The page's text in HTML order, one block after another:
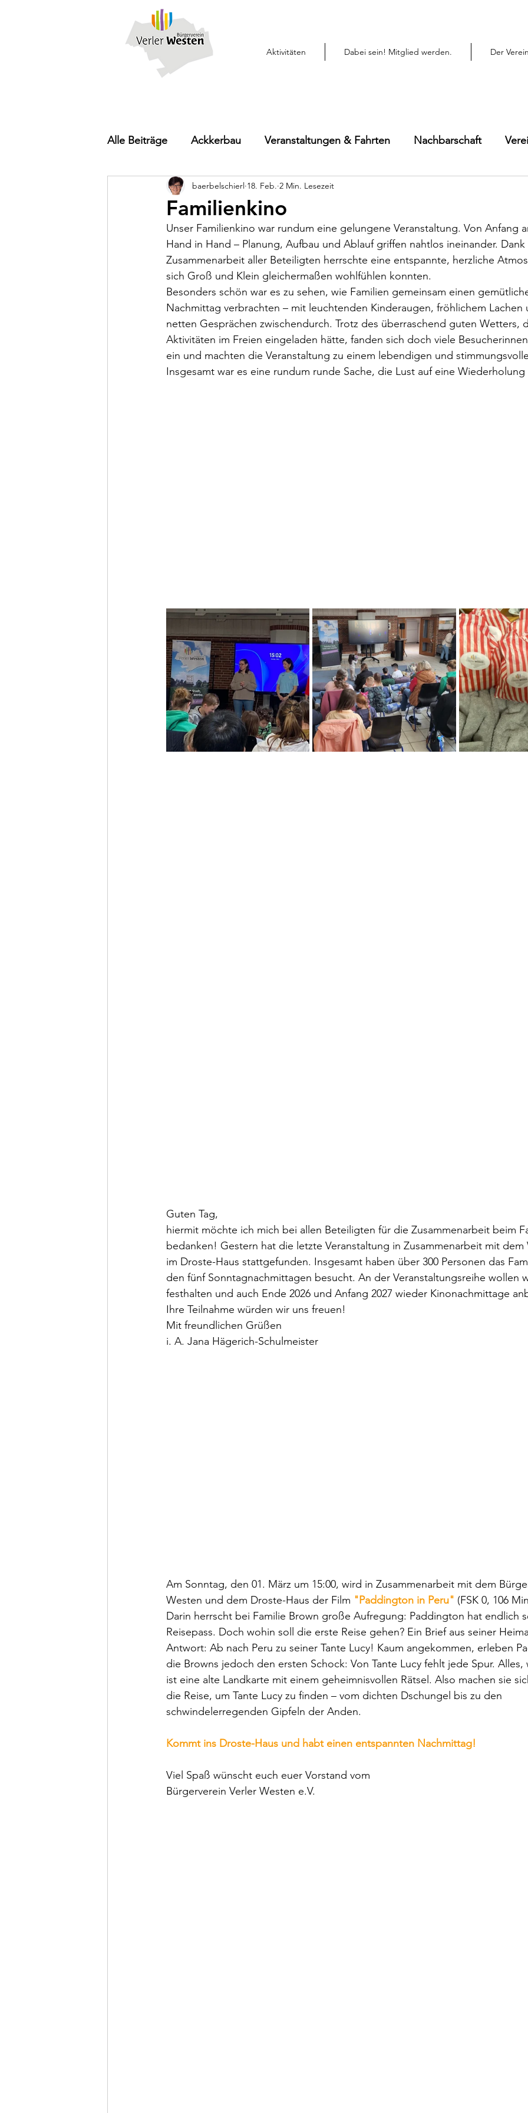
Aktivitäten Dabei sein! Mitglied werden. Der Verein
Alle Beiträge Ackkerbau Veranstaltungen & Fahrten Nachbarschaft
Pressemitteilung
Familienkino
baerbelschierl 18. Feb. 2 Min. Lesezeit
Unser Familienkino war rundum eine gelungene Veranstaltung. Von Anfang
Hand in Hand – Planung, Aufbau und Ablauf griffen nahtlos ineinander.
Zusammenarbeit aller Beteiligten herrschte eine entspannte, herzliche
sich Groß und Klein gleichermaßen wohlfühlen konnten.
Besonders schön war es zu sehen, wie Familien gemeinsam einen
Nachmittag verbrachten – mit leuchtenden Kinderaugen, fröhlichem Lachen
netten Gesprächen zwischendurch. Trotz des überraschend guten Wetters,
Aktivitäten im Freien eingeladen hätte, fanden sich doch viele
ein und machten die Veranstaltung zu einem lebendigen und
Insgesamt war es eine rundum runde Sache, die Lust auf eine Wiederholung
Guten Tag,
hiermit möchte ich mich bei allen Beteiligten für die Zusammenarbeit beim
bedanken! Gestern hat die letzte Veranstaltung in Zusammenarbeit mit dem
im Droste-Haus stattgefunden. Insgesamt haben über 300 Personen das
den fünf Sonntagnachmittagen besucht. An der Veranstaltungsreihe wollen
festhalten und auch Ende 2026 und Anfang 2027 wieder Kinonachmittage
Ihre Teilnahme würden wir uns freuen!
Mit freundlichen Grüßen
i. A. Jana Hägerich-Schulmeister
Am Sonntag, den 01. März um 15:00, wird in Zusammenarbeit mit dem
Westen und dem Droste-Haus der Film "Paddington in Peru" (FSK 0, 106
Darin herrscht bei Familie Brown große Aufregung: Paddington hat endlich
Reisepass. Doch wohin soll die erste Reise gehen? Ein Brief aus seiner
Antwort: Ab nach Peru zu seiner Tante Lucy! Kaum angekommen, erleben
die Browns jedoch den ersten Schock: Von Tante Lucy fehlt jede Spur. Alles,
ist eine alte Landkarte mit einem geheimnisvollen Rätsel. Also machen sie
die Reise, um Tante Lucy zu finden – vom dichten Dschungel bis zu den
schwindelerregenden Gipfeln der Anden.
Kommt ins Droste-Haus und habt einen entspannten Nachmittag!
Viel Spaß wünscht euch euer Vorstand vom
Bürgerverein Verler Westen e.V.